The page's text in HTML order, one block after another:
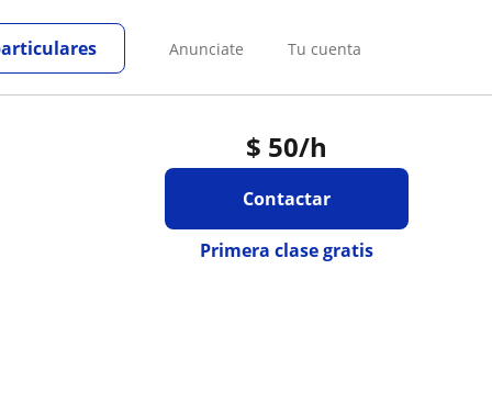
Anunciate Tu cuenta
$ 50/h
Contactar
Primera clase gratis